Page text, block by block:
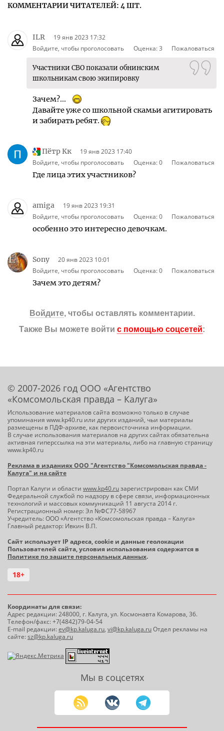
КОММЕНТАРИИ ЧИТАТЕЛЕЙ: 4 ШТ.
ILR
19 янв 2023 17:32
Войдите, чтобы проголосовать
Оценка:3 Пожаловаться
Участники СВО показали обнинским
школьникам свою экипировку
Зачем?...
Давайте уже со школьной скамьи агитировать
и забирать ребят.
Пётр Кк
19 янв 2023 17:40
Войдите, чтобы проголосовать
Оценка:0 Пожаловаться
Где лица этих участников?
amiga
19 янв 2023 19:31
Войдите, чтобы проголосовать
Оценка:0 Пожаловаться
особенно это интересно девочкам.
Sony
20 янв 2023 10:01
Войдите, чтобы проголосовать
Оценка:0 Пожаловаться
Зачем это детям?
Войдите, чтобы оставлять комментарии.
Также Вы можете войти с помощью соцсетей:
© 2007-2026 год ООО «Агентство
«Комсомольская правда – Калуга»
Использование материалов сайта возможно только в случае
упоминания www.kp40.ru или других изданий, чьи материалы
размещены в ПДФ-архиве, как первоисточника информации.
В случае использования материалов на других сайтах обязательна
активная гиперссылка на эти материалы, либо на главную страницу
www.kp40.ru
Реклама в изданиях ООО "Агентство "Комсомольская правда -
Калуга" и на сайте
Портал Калуги и области www.kp40.ruзарегистрирован как СМИ
Федеральной службой по надзору в сфере связи, информационных
технологий и массовых коммуникаций 11 августа 2014 г.
Регистрационный номер: Эл №ФС77-58967
Учредитель: ООО «Агентство «Комсомольская правда – Калуга»
Главный редактор: Ивкин В.П.
Сайт использует IP адреса, cookie и данные геолокации
Пользователей сайта, условия использования содержатся в
Политике по защите персональных данных.
18+
Координаты для связи:
Адрес редакции: 248000, г. Калуга, ул. Космонавта Комарова, 36.
Телефон/факс: +7(4842)79-04-54
E-mail редакции:ev@kp.kaluga.ru, vi@kp.kaluga.ruОтдел рекламы на
сайте:sz@kp.kaluga.ru
Мы в соцсетях